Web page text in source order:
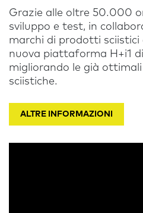
Grazie alle oltre 50.000
sviluppo e test, in
marchi di prodotti sciistici
nuova piattaforma H+i1
migliorando le già
sciistiche.
ALTRE INFORMAZIONI